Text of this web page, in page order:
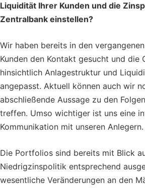
Liquidität Ihrer Kunden und die
Zentralbank einstellen?
Wir haben bereits in den
Kunden den Kontakt gesucht und die
hinsichtlich Anlagestruktur und
angepasst. Aktuell können auch wir
abschließende Aussage zu den
treffen. Umso wichtiger ist uns eine
Kommunikation mit unseren Anlegern.
Die Portfolios sind bereits mit Blick
Niedrigzinspolitik entsprechend
wesentliche Veränderungen an den